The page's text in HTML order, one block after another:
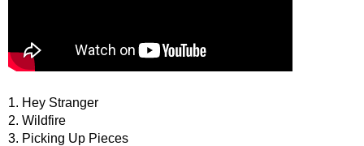
1. Hey Stranger
2. Wildfire
3. Picking Up Pieces